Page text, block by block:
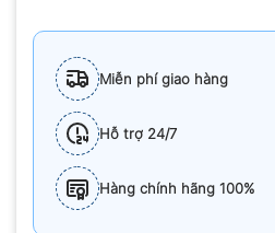
Miễn phí giao hàng
Hỗ trợ 24/7
Hàng chính hãng 100%